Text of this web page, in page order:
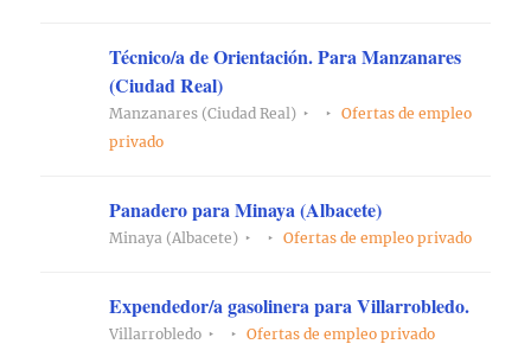
Técnico/a de Orientación. Para Manzanares
(Ciudad Real)
Manzanares (Ciudad Real)
Ofertas de empleo
privado
Panadero para Minaya (Albacete)
Minaya (Albacete) Ofertas de empleo privado
Expendedor/a gasolinera para Villarrobledo.
Villarrobledo Ofertas de empleo privado